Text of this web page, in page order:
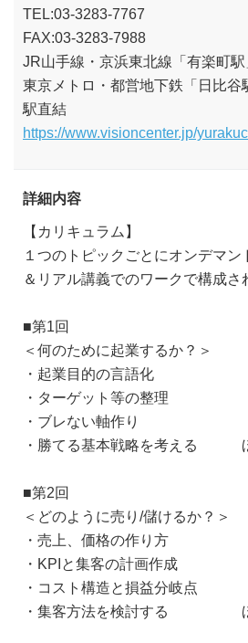
TEL:03-3283-7767
FAX:03-3283-7988
JR山手線・京浜東北線「有楽町
東京メトロ・都営地下鉄「日比谷
駅直結
https://www.visioncenter.jp/
詳細内容
【カリキュラム】
１つのトピックごとにオンデマン
＆リアル講義でのワークで構成さ
■第1回
＜何のために起業するか？＞
・起業目的の言語化
・ターゲット等の整理
・ブレない軸作り
・勝てる基本戦略を考える
■第2回
＜どのように売り/儲けるか？＞
・売上、価格の作り方
・KPIと集客の計画作成
・コスト構造と損益分岐点
・集客方法を検討する